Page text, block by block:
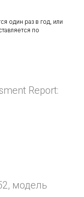
один раз в год, или
по
Report:
модель